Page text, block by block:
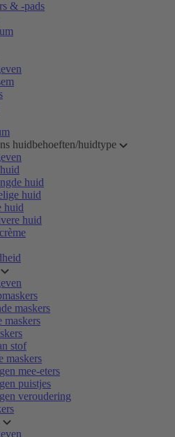
& -pads
huidbehoeften/huidtype
huid
huid
huid
huid
maskers
maskers
stof
maskers
mee-eters
puistjes
veroudering